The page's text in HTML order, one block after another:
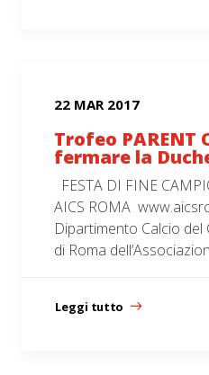
22 MAR 2017
Trofeo PARENT
fermare la
FESTA DI FINE
AICS ROMA
Dipartimento Calcio
di Roma
Leggi tutto